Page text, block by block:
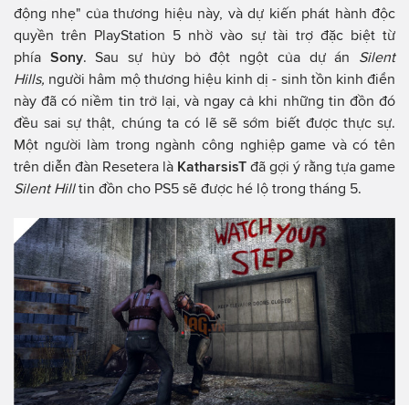
động nhẹ" của thương hiệu này, và dự kiến phát hành độc
quyền trên PlayStation 5 nhờ vào sự tài trợ đặc biệt từ
phía Sony. Sau sự hủy bỏ đột ngột của dự án Silent
Hills, người hâm mộ thương hiệu kinh dị - sinh tồn kinh điển
này đã có niềm tin trở lại, và ngay cả khi những tin đồn đó
đều sai sự thật, chúng ta có lẽ sẽ sớm biết được thực sự.
Một người làm trong ngành công nghiệp game và có tên
trên diễn đàn Resetera là KatharsisT đã gợi ý rằng tựa game
Silent Hilltin đồn cho PS5 sẽ được hé lộ trong tháng 5.